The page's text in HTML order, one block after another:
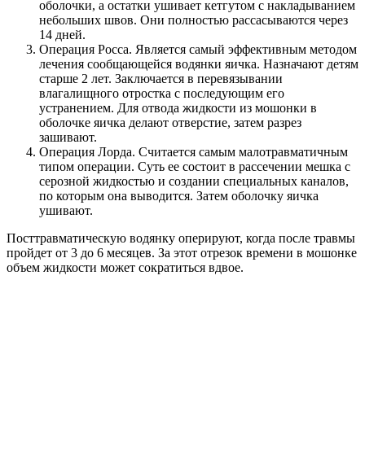
оболочки, а остатки ушивает кетгутом с накладыванием
небольших швов. Они полностью рассасываются через
14 дней.
Операция Росса. Является самый эффективным методом
лечения сообщающейся водянки яичка. Назначают детям
старше 2 лет. Заключается в перевязывании
влагалищного отростка с последующим его
устранением. Для отвода жидкости из мошонки в
оболочке яичка делают отверстие, затем разрез
зашивают.
Операция Лорда. Считается самым малотравматичным
типом операции. Суть ее состоит в рассечении мешка с
серозной жидкостью и создании специальных каналов,
по которым она выводится. Затем оболочку яичка
ушивают.
Посттравматическую водянку оперируют, когда после травмы
пройдет от 3 до 6 месяцев. За этот отрезок времени в мошонке
объем жидкости может сократиться вдвое.